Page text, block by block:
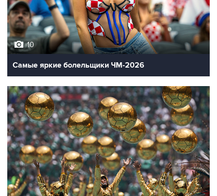
10
Самые яркие болельщики ЧМ-2026